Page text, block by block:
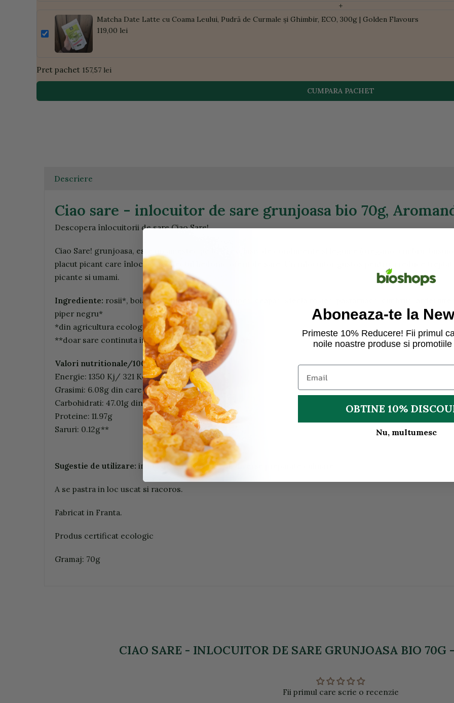
+
Matcha Date Latte cu Coama Leului, Pudră de Curmale și Ghimbir, ECO, 300g | Golden Flavours
119,00 lei
Pret pachet 157,57 lei
CUMPARA PACHET
Descriere
Ciao sare - inlocuitor de sare grunjoasa bio 70g,
Descopera înlocuitorii de sare Ciao Sare!
Ciao Sare! grunjoasa, este un amestec pe baza exclusiv de condimente si legume (oregano, cimbru,
placut picant care înlocuieste efectul hedonic oferit de sare. Un înlocuitor gustos pentru a reduce
picante si umami.
Ingrediente: rosii*, boia dulce*, oregano*, busuioc*, ceapa*, sfecla rosie*, pastarnac*, cimbru*, ardei
piper negru*
*din agricultura ecologica
**doar sare continuta in mod natural in ingrediente.
Valori nutritionale/100g:
Energie: 1350 Kj/ 321 Kcal
Grasimi: 6.08g din care saturate 1.28g
Carbohidrati: 47.01g din care zaharuri 37.05g
Proteine: 11.97g
Saruri: 0.12g**
Sugestie de utilizare: in loc de sare de masa, in diverse preparate culinare.
A se pastra in loc uscat si racoros.
Fabricat in Franta.
Produs certificat ecologic
Gramaj: 70g
CIAO SARE - INLOCUITOR DE SARE GRUNJOASA BIO
Fii primul care scrie o recenzie
Aboneaza-te la
Primeste 10% Reducere! Fii primul
noile noastre produse si
OBTINE 10%
Nu, multumesc